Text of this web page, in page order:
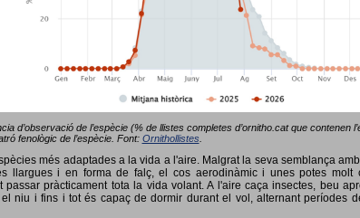
d’observació de l’espècie (% de llistes completes d’ornitho.cat que contenen
fenològic de l’espècie. Font: Ornithollistes.
més adaptades a la vida a l'aire. Malgrat la seva semblança
llargues i en forma de falç, el cos aerodinàmic i unes potes molt
passar pràcticament tota la vida volant. A l'aire caça insectes, beu
niu i fins i tot és capaç de dormir durant el vol, alternant períodes